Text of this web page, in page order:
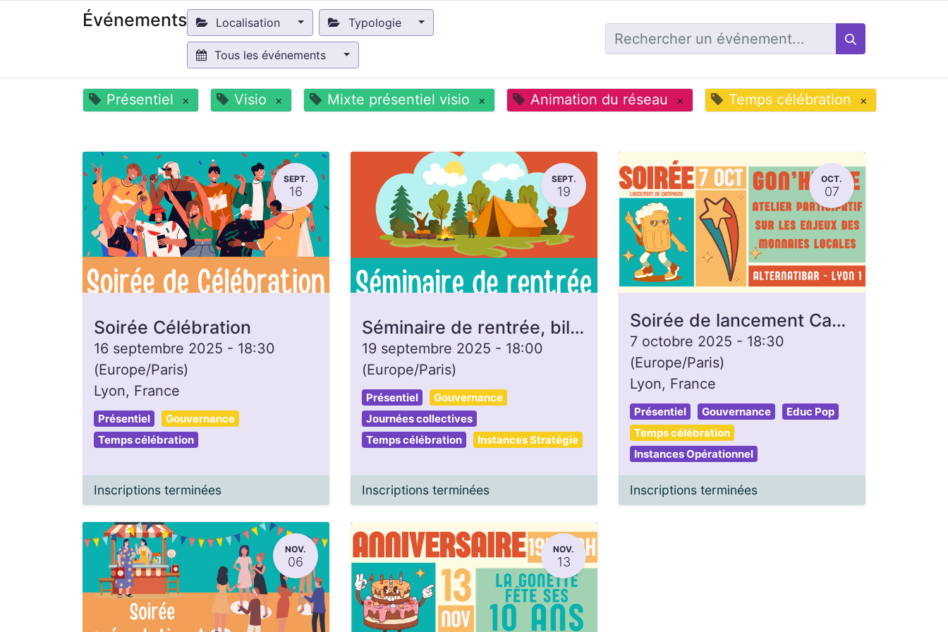
Événements Localisation Typologie
Tous les événements
Présentiel × Visio × Mixte présentiel visio × Animation du réseau × Temps célébration ×
SEPT.
16
Soirée Célébration
16 septembre 2025 - 18:30
(Europe/Paris)
Lyon, France
Présentiel
Gouvernance
Temps célébration
Inscriptions terminées
SEPT.
19
Séminaire de rentrée, bilan 2025 et prépa 2026
19 septembre 2025 - 18:00
(Europe/Paris)
Présentiel
Gouvernance
Journées collectives
Temps célébration
Instances Stratégie
Inscriptions terminées
OCT.
07
Soirée de lancement Campagne de dons - Gon'Heure
7 octobre 2025 - 18:30
(Europe/Paris)
Lyon, France
Présentiel Gouvernance
Educ Pop
Temps célébration
Instances Opérationnel
Inscriptions terminées
NOV.
06
NOV.
13